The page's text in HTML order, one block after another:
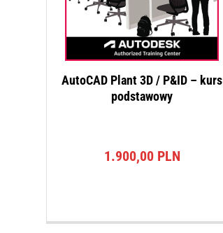
AutoCAD Plant 3D / P&ID – kurs
podstawowy
1.900,00 PLN